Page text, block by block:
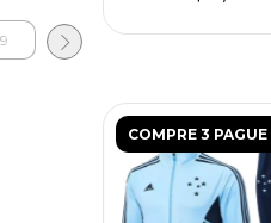
COMPRE 3 PAGUE